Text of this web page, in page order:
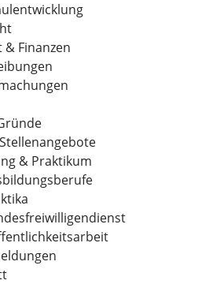
& Finanzen
& Praktikum